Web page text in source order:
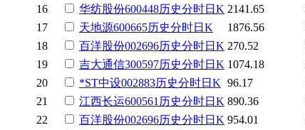
16
华纺股份600448历史分时日K 2141.65
17
天地源600665历史分时日K 1876.56
18
百洋股份002696历史分时日K 270.52
19
吉大通信300597历史分时日K 1074.18
20
*ST中设002883历史分时日K 96.17
21
江西长运600561 历史分时日K 890.36
22
百洋股份002696历史分时日K 954.01